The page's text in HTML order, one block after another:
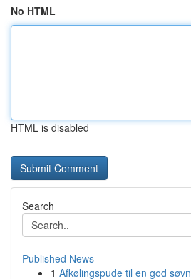
No HTML
HTML is disabled
Search
Published News
1 Afkølingspude til en god søvn